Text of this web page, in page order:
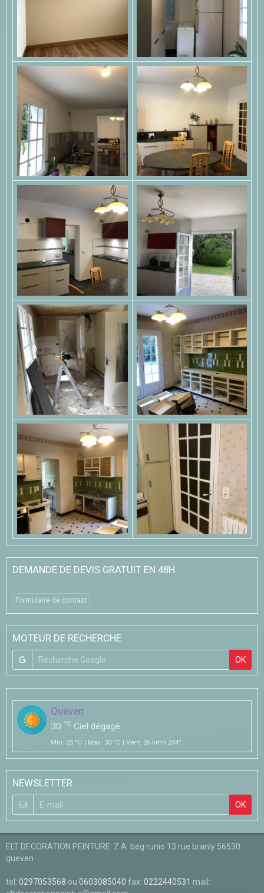
DEMANDE DE DEVIS GRATUIT EN 48H
Formulaire de contact
MOTEUR DE RECHERCHE
OK
Quéven
30 °C Ciel dégagé
Min: 25 °C | Max: 30 °C | Vent: 26 kmh 244°
NEWSLETTER
OK
ELT DECORATION PEINTURE Z.A. beg runio 13 rue branly 56530
queven
tel: 0297053568 ou 0603085040 fax: 0222440531 mail: